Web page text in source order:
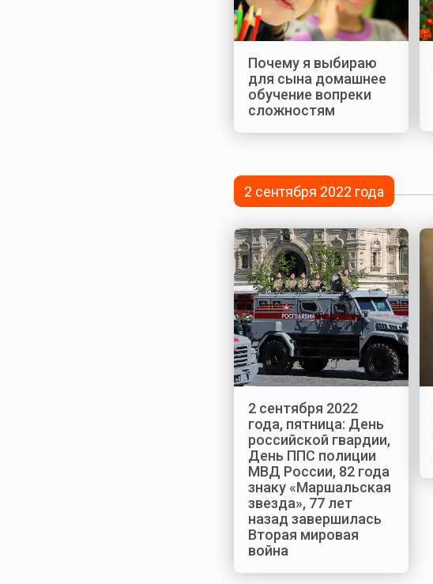
Почему я выбираю
для сына домашнее
обучение вопреки
сложностям
2 сентября 2022 года
2 сентября 2022
года, пятница: День
российской гвардии,
День ППС полиции
МВД России, 82 года
знаку «Маршальская
звезда», 77 лет
назад завершилась
Вторая мировая
война